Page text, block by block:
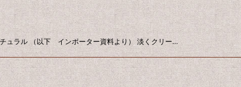
ュラル （以下 インポーター資料より） 淡くクリー…